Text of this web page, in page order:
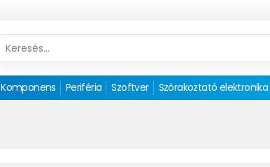
Komponens Periféria Szoftver Szórakoztató elektronika